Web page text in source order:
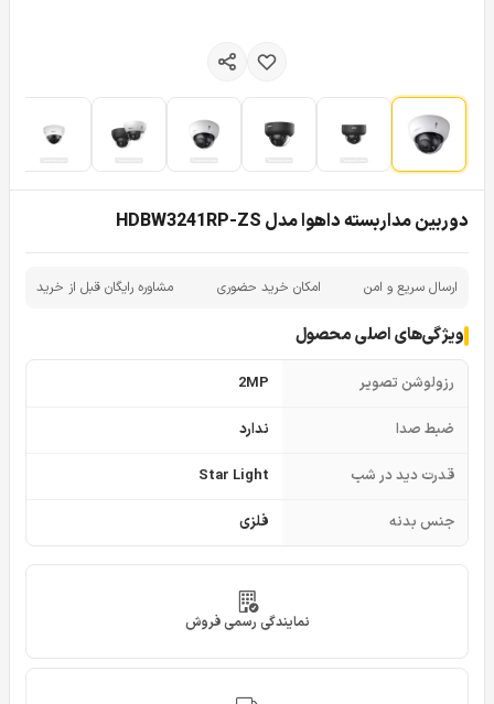
دوربین مداربسته داهوا مدل HDBW3241RP-ZS
ارسال سریع و امن امکان خرید حضوری مشاوره رایگان قبل از خرید
ویژگی‌های اصلی محصول
رزولوشن تصویر 2MP
ضبط صدا ندارد
قدرت دید در شب Star Light
جنس بدنه فلزی
نمایندگی رسمی فروش